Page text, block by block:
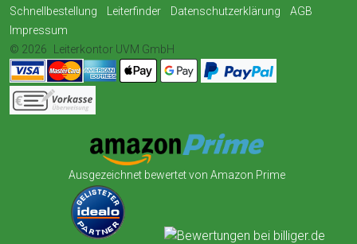
Schnellbestellung
Leiterfinder Datenschutzerklärung
AGB
Impressum
© 2026
Leiterkontor UVM GmbH
Ausgezeichnet bewertet von Amazon Prime